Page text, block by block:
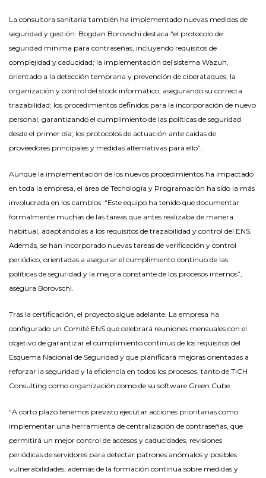
La consultora sanitaria también ha implementado nuevas medidas de
seguridad y gestión. Bogdan Borovschi destaca “el protocolo de
seguridad mínima para contraseñas, incluyendo requisitos de
complejidad y caducidad; la implementación del sistema Wazuh,
orientado a la detección temprana y prevención de ciberataques; la
organización y control del stock informático, asegurando su correcta
trazabilidad; los procedimientos definidos para la incorporación de nuevo
personal, garantizando el cumplimiento de las políticas de seguridad
desde el primer día; los protocolos de actuación ante caídas de
proveedores principales y medidas alternativas para ello”.
Aunque la implementación de los nuevos procedimientos ha impactado
en toda la empresa, el área de Tecnología y Programación ha sido la más
involucrada en los cambios. “Este equipo ha tenido que documentar
formalmente muchas de las tareas que antes realizaba de manera
habitual, adaptándolas a los requisitos de trazabilidad y control del ENS.
Además, se han incorporado nuevas tareas de verificación y control
periódico, orientadas a asegurar el cumplimiento continuo de las
políticas de seguridad y la mejora constante de los procesos internos”,
asegura Borovschi.
Tras la certificación, el proyecto sigue adelante. La empresa ha
configurado un Comité ENS que celebrará reuniones mensuales con el
objetivo de garantizar el cumplimiento continuo de los requisitos del
Esquema Nacional de Seguridad y que planificará mejoras orientadas a
reforzar la seguridad y la eficiencia en todos los procesos, tanto de TICH
Consulting como organización como de su software Green Cube.
“A corto plazo tenemos previsto ejecutar acciones prioritarias como
implementar una herramienta de centralización de contraseñas, que
permitirá un mejor control de accesos y caducidades, revisiones
periódicas de servidores para detectar patrones anómalos y posibles
vulnerabilidades, además de la formación continua sobre medidas y